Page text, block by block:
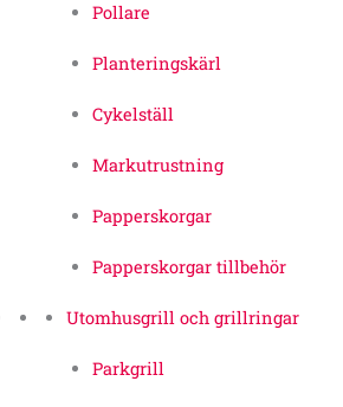
Pollare
Planteringskärl
Cykelställ
Markutrustning
Papperskorgar
Papperskorgar tillbehör
Utomhusgrill och grillringar
Parkgrill